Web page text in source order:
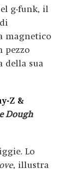
g-funk, il
magnetico
pezzo
della sua
Z &
Dough
Lo
, illustra